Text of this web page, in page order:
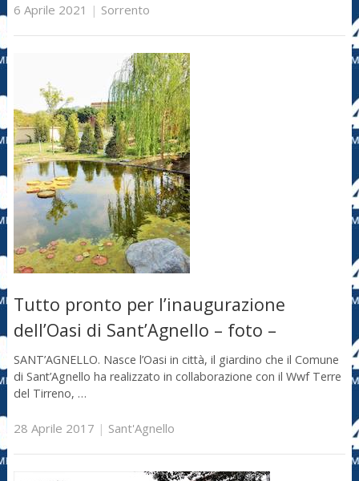
6 Aprile 2021 | Sorrento
Tutto pronto per l’inaugurazione
dell’Oasi di Sant’Agnello – foto –
SANT’AGNELLO. Nasce l’Oasi in città, il giardino che il Comune
di Sant’Agnello ha realizzato in collaborazione con il Wwf Terre
del Tirreno, …
28 Aprile 2017 | Sant'Agnello